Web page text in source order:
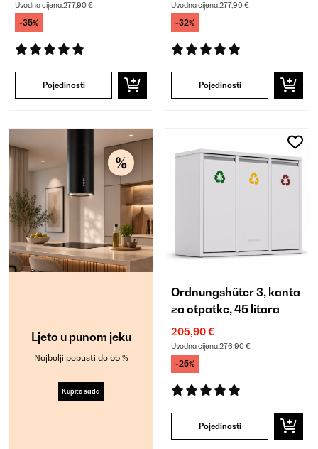
Uvodna cijena:277,90 €
-35%
Pojedinosti
Uvodna cijena:277,90 €
-32%
Pojedinosti
Ljeto u punom jeku
Najbolji popusti do 55 %
Kupite sada
Ordnungshüter 3, kanta
za otpatke, 45 litara
205,90 €
Uvodna cijena:276,90 €
-25%
Pojedinosti